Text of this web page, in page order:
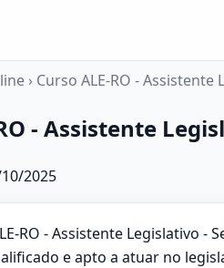
› Curso ALE-RO -
- Assistente
2025
RO - Assistente Legislativo
e apto a atuar no